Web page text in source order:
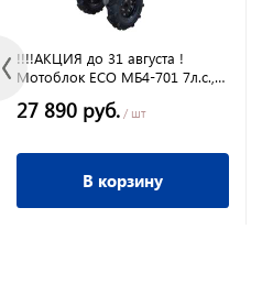
!!!!АКЦИЯ до 31 августа !
Мотоблок ECO МБ4-701 7л.с.,
колеса 4*10, фрезы: 3группы
27 890 руб. / шт
В корзину